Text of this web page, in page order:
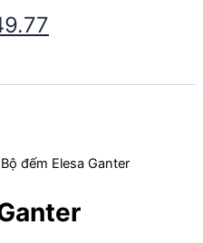
đếm Elesa Ganter